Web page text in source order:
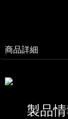
商品詳細
製品